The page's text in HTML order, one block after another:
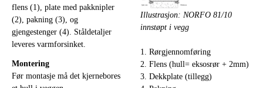
flens (1), plate med pakknipler
(2), pakning (3), og
gjengestenger (4). Ståldetaljer
leveres varmforsinket.
Montering
Før montasje må det kjernebores
Illustrasjon: NORFO 81/10
innstøpt i vegg
1. Rørgjennomføring
2. Flens (hull= eksosrør + 2mm)
3. Dekkplate (tillegg)